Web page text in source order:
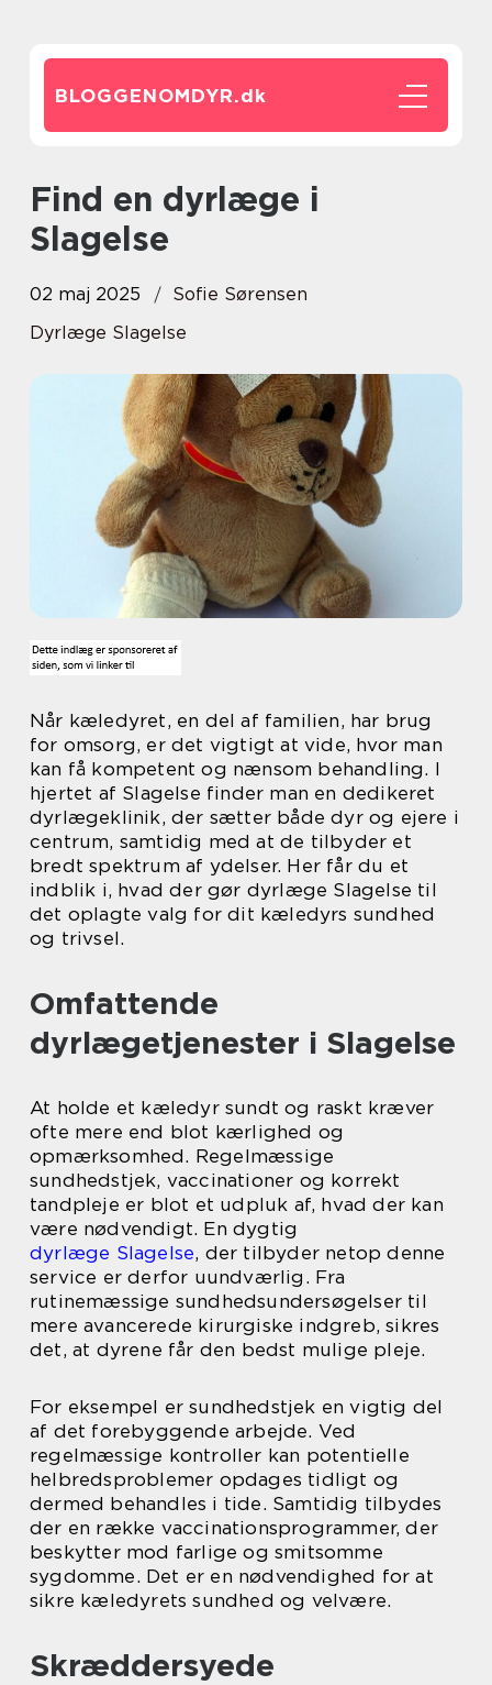
BLOGGENOMDYR.dk
Find en dyrlæge i
Slagelse
02 maj 2025
Sofie Sørensen
Dyrlæge Slagelse
Når kæledyret, en del af familien, har brug
for omsorg, er det vigtigt at vide, hvor man
kan få kompetent og nænsom behandling. I
hjertet af Slagelse finder man en dedikeret
dyrlægeklinik, der sætter både dyr og ejere i
centrum, samtidig med at de tilbyder et
bredt spektrum af ydelser. Her får du et
indblik i, hvad der gør dyrlæge Slagelse til
det oplagte valg for dit kæledyrs sundhed
og trivsel.
Omfattende
dyrlægetjenester i Slagelse
At holde et kæledyr sundt og raskt kræver
ofte mere end blot kærlighed og
opmærksomhed. Regelmæssige
sundhedstjek, vaccinationer og korrekt
tandpleje er blot et udpluk af, hvad der kan
være nødvendigt. En dygtig
dyrlæge Slagelse, der tilbyder netop denne
service er derfor uundværlig. Fra
rutinemæssige sundhedsundersøgelser til
mere avancerede kirurgiske indgreb, sikres
det, at dyrene får den bedst mulige pleje.
For eksempel er sundhedstjek en vigtig del
af det forebyggende arbejde. Ved
regelmæssige kontroller kan potentielle
helbredsproblemer opdages tidligt og
dermed behandles i tide. Samtidig tilbydes
der en række vaccinationsprogrammer, der
beskytter mod farlige og smitsomme
sygdomme. Det er en nødvendighed for at
sikre kæledyrets sundhed og velvære.
Skræddersyede